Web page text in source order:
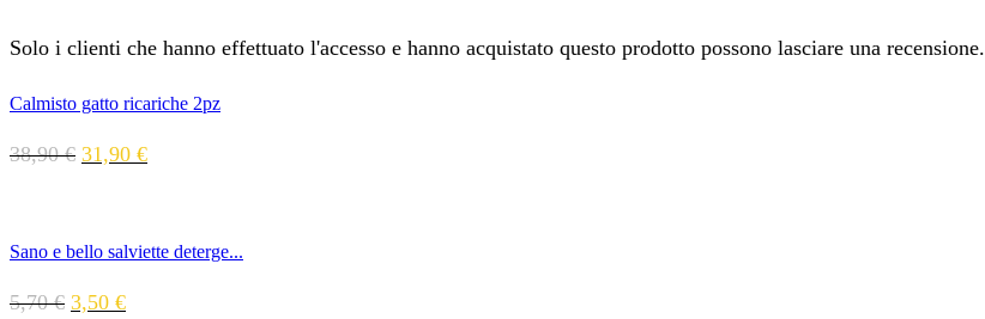
Solo i clienti che hanno effettuato l'accesso e hanno acquistato questo prodotto possono lasciare una recensione.
Calmisto gatto ricariche 2pz
38,90€ 31,90 €
Sano e bello salviette deterge...
5,70€ 3,50 €